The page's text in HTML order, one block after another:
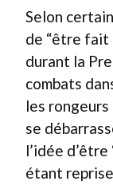
Selon
de “être fait
durant la
combats
les
se
l’idée
étant